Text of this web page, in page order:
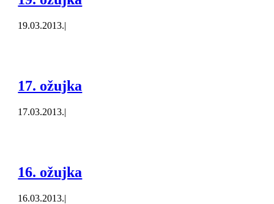
19.03.2013.|
17. ožujka
17.03.2013.|
16. ožujka
16.03.2013.|